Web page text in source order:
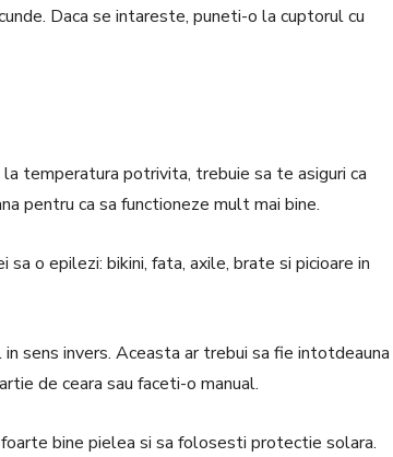
Daca se intareste, puneti-o la cuptorul cu
temperatura potrivita, trebuie sa te asiguri ca
pentru ca sa functioneze mult mai bine.
o epilezi: bikini, fata, axile, brate si picioare in
sens invers. Aceasta ar trebui sa fie intotdeauna
de ceara sau faceti-o manual.
bine pielea si sa folosesti protectie solara.